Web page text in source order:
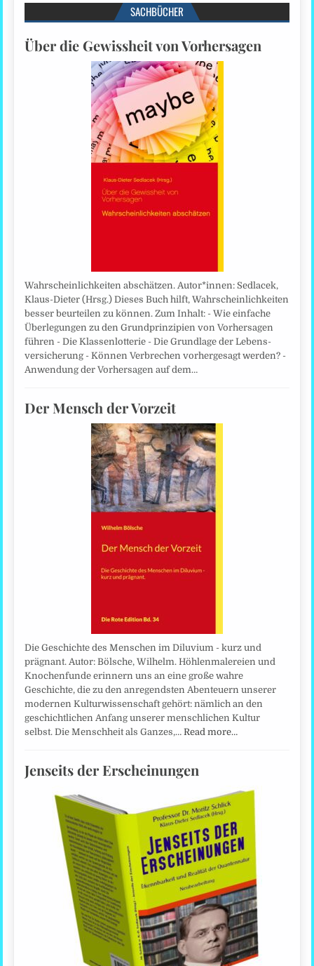
SACHBÜCHER
Über die Gewissheit von Vorhersagen
Wahrscheinlichkeiten abschätzen. Autor*innen: Sedlacek,
Klaus-Dieter (Hrsg.) Dieses Buch hilft, Wahrscheinlichkeiten
besser beurteilen zu können. Zum Inhalt: - Wie einfache
Überlegungen zu den Grundprinzipien von Vorhersagen
führen - Die Klassenlotterie - Die Grundlage der Lebens­
versicherung - Können Verbrechen vorhergesagt werden? -
Anwendung der Vorhersagen auf dem…
Der Mensch der Vorzeit
Die Geschichte des Menschen im Diluvium - kurz und
prägnant. Autor: Bölsche, Wilhelm. Höhlenmalereien und
Knochenfunde erinnern uns an eine große wahre
Geschichte, die zu den anregendsten Abenteuern unserer
modernen Kulturwissenschaft gehört: nämlich an den
geschichtlichen Anfang unserer menschlichen Kultur
selbst. Die Menschheit als Ganzes,…Read more…
Jenseits der Erscheinungen